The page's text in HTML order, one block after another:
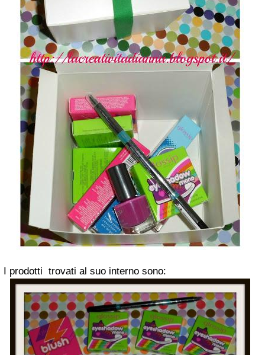
I prodotti trovati al suo interno sono: